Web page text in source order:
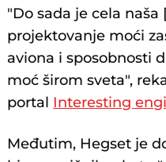
"Do sada je cela
projektovanje moći
aviona i sposobnosti
moć širom sveta",
portal Interesting
Međutim, Hegset je